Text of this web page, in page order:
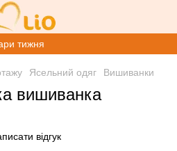
тижня
Ясельний одяг Вишиванки
вишиванка
відгук